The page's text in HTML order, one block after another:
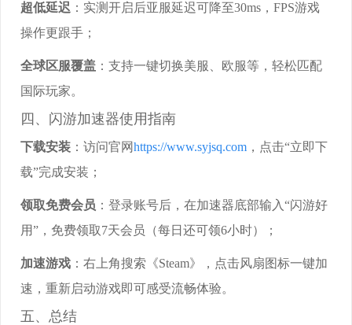
超低延迟 ：实测开启后亚服延迟可降至30ms，FPS游戏
操作更跟手；
全球区服覆盖 ：支持一键切换美服、欧服等，轻松匹配
国际玩家。
四、闪游加速器使用指南
下载安装 ：访问官网https://www.syjsq.com ，点击“立即下
载”完成安装；
领取免费会员 ：登录账号后，在加速器底部输入“闪游好
用”，免费领取7天会员（每日还可领6小时）；
加速游戏 ：右上角搜索《Steam》，点击风扇图标一键加
速，重新启动游戏即可感受流畅体验。
五、总结